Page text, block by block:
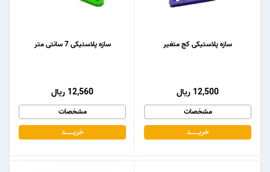
سازه پلاستیکی 7 سانتی متر
12,560 ریال
مشخصات
خریـــــــد
سازه پلاستیکی کج متغیر
12,500 ریال
مشخصات
خریـــــــد